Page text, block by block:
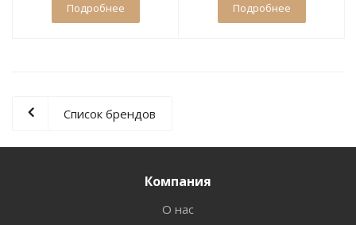
Подробнее Подробнее
Список брендов
Компания
О нас